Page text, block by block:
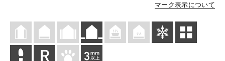
マーク表示について